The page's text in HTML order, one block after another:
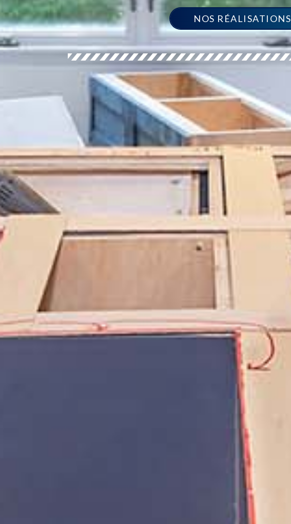
NOS RÉALISATIONS